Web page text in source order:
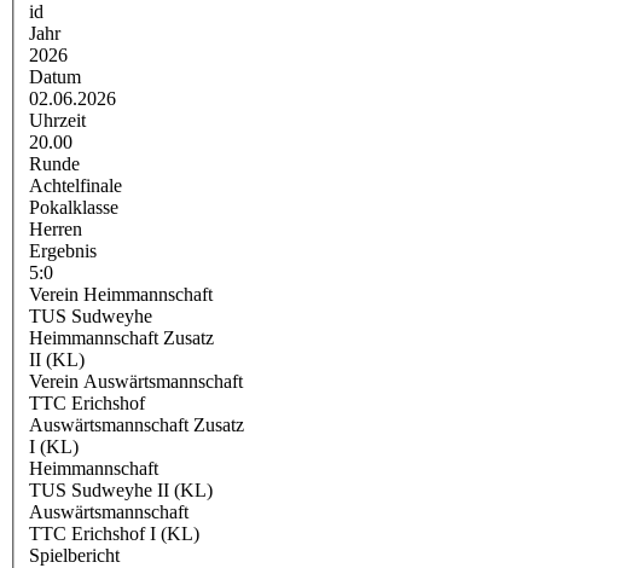
id
Jahr
2026
Datum
02.06.2026
Uhrzeit
20.00
Runde
Achtelfinale
Pokalklasse
Herren
Ergebnis
5:0
Verein Heimmannschaft
TUS Sudweyhe
Heimmannschaft Zusatz
II (KL)
Verein Auswärtsmannschaft
TTC Erichshof
Auswärtsmannschaft Zusatz
I (KL)
Heimmannschaft
TUS Sudweyhe II (KL)
Auswärtsmannschaft
TTC Erichshof I (KL)
Spielbericht